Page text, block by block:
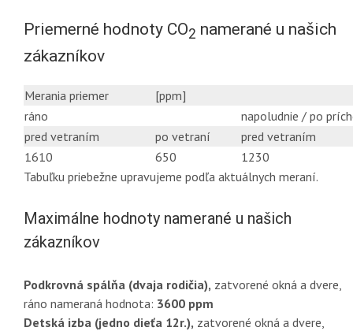
Priemerné hodnoty CO2 namerané u našich
zákazníkov
Merania priemer
[ppm]
ráno
napoludnie / po
pred vetraním
po vetraní
pred vetraním
1610
650
1230
Tabuľku priebežne upravujeme podľa aktuálnych meraní.
Maximálne hodnoty namerané u našich
zákazníkov
Podkrovná spálňa (dvaja rodičia), zatvorené okná a dvere,
ráno nameraná hodnota: 3600 ppm
Detská izba (jedno dieťa 12r.), zatvorené okná a dvere,